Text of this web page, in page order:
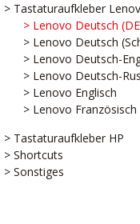
> Tastaturaufkleber
> Lenovo Deutsch
> Lenovo Deutsch
> Lenovo Deutsch-
> Lenovo Deutsch-
> Lenovo Englisch
> Lenovo Französisch
> Tastaturaufkleber HP
> Shortcuts
> Sonstiges